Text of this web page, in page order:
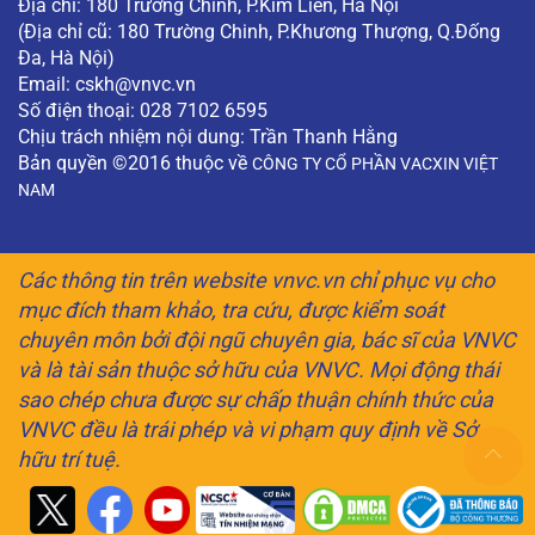
Địa chỉ: 180 Trường Chinh, P.Kim Liên, Hà Nội
(Địa chỉ cũ: 180 Trường Chinh, P.Khương Thượng, Q.Đống
Đa, Hà Nội)
Email: cskh@vnvc.vn
Số điện thoại: 028 7102 6595
Chịu trách nhiệm nội dung: Trần Thanh Hằng
Bản quyền ©2016 thuộc về CÔNG TY CỔ PHẦN VACXIN VIỆT
NAM
Các thông tin trên website vnvc.vn chỉ phục vụ cho
mục đích tham khảo, tra cứu, được kiểm soát
chuyên môn bởi đội ngũ chuyên gia, bác sĩ của VNVC
và là tài sản thuộc sở hữu của VNVC. Mọi động thái
sao chép chưa được sự chấp thuận chính thức của
VNVC đều là trái phép và vi phạm quy định về Sở
hữu trí tuệ.